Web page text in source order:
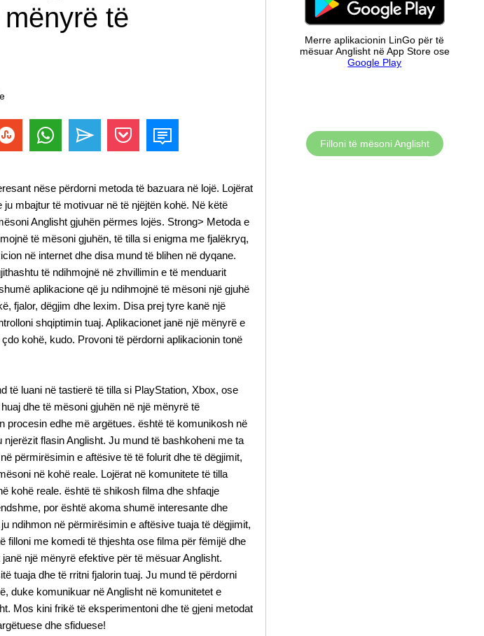
të
nëse përdorni metoda të bazuara në lojë. Lojërat
mbajtur të motivuar në të njëjtën kohë. Në këtë
Anglisht gjuhën përmes lojës. Strong> Metoda e
të mësoni gjuhën, të tilla si enigma me fjalëkryq,
në internet dhe disa mund të blihen në dyqane.
të ndihmojnë në zhvillimin e të menduarit
aplikacione që ju ndihmojnë të mësoni një gjuhë
fjalor, dëgjim dhe lexim. Disa prej tyre kanë një
shqiptimin tuaj. Aplikacionet janë një mënyrë e
kohë, kudo. Provoni të përdorni aplikacionin tonë
të luani në tastierë të tilla si PlayStation, Xbox, ose
dhe të mësoni gjuhën në një mënyrë të
procesin edhe më argëtues. është të komunikosh në
flasin Anglisht. Ju mund të bashkoheni me ta
përmirësimin e aftësive të të folurit dhe të dëgjimit,
në kohë reale. Lojërat në komunitete të tilla
kohë reale. është të shikosh filma dhe shfaqje
por është akoma shumë interesante dhe
ndihmon në përmirësimin e aftësive tuaja të dëgjimit,
filloni me komedi të thjeshta ose filma për fëmijë dhe
një mënyrë efektive për të mësuar Anglisht.
tuaja dhe të rritni fjalorin tuaj. Ju mund të përdorni
duke komunikuar në Anglisht në komunitetet e
Mos kini frikë të eksperimentoni dhe të gjeni metodat
dhe sfiduese!
Merre aplikacionin LinGo për të
mësuar Anglisht në App Store ose
Google Play
Filloni të mësoni Anglisht